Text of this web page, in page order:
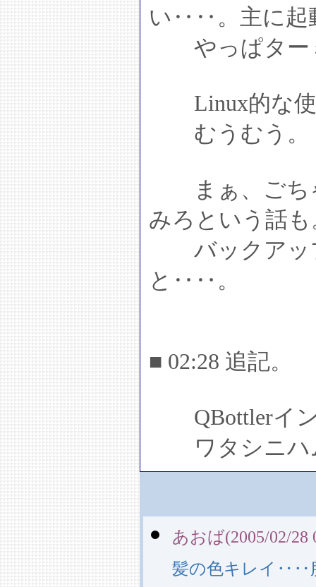
い‥‥。主に起
やっぱター
Linux的な使
むうむう。
まぁ、ごち
みろという話
バックアッ
と‥‥。
■ 02:28 追記。
QBottlerイン
ワタシニハ
あおば(2005/02/28
髪の色キレイ‥‥